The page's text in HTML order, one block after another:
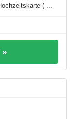
( ...
»